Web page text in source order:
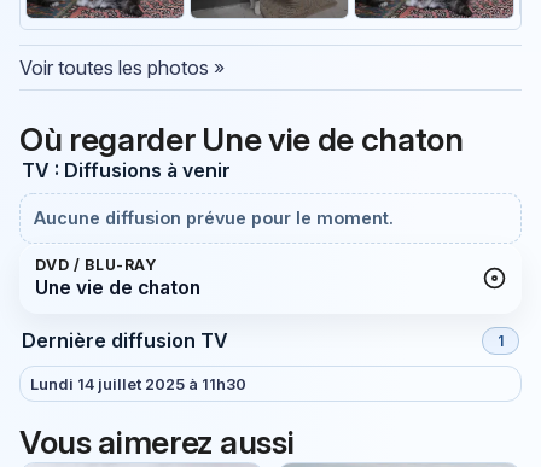
Voir toutes les photos »
Où regarder Une vie de chaton
TV : Diffusions à venir
Aucune diffusion prévue pour le moment.
DVD / BLU-RAY
Une vie de chaton
Dernière diffusion TV 1
Lundi 14 juillet 2025 à 11h30
Vous aimerez aussi